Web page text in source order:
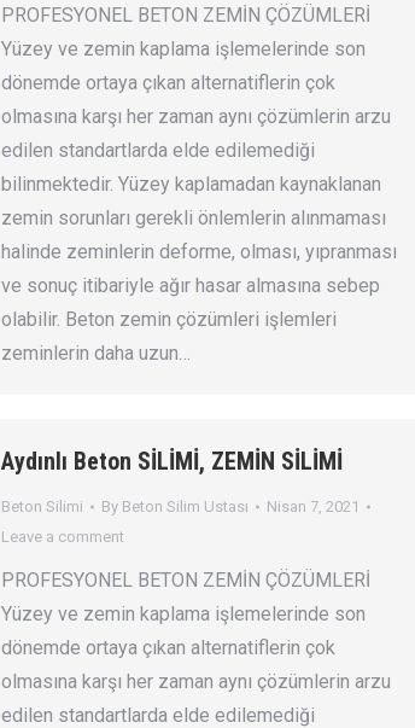
PROFESYONEL BETON ZEMİN ÇÖZÜMLERİ
Yüzey ve zemin kaplama işlemelerinde son
dönemde ortaya çıkan alternatiflerin çok
olmasına karşı her zaman aynı çözümlerin arzu
edilen standartlarda elde edilemediği
bilinmektedir. Yüzey kaplamadan kaynaklanan
zemin sorunları gerekli önlemlerin alınmaması
halinde zeminlerin deforme, olması, yıpranması
ve sonuç itibariyle ağır hasar almasına sebep
olabilir. Beton zemin çözümleri işlemleri
zeminlerin daha uzun…
Aydınlı Beton SİLİMİ, ZEMİN SİLİMİ
Beton Silimi By Beton Silim Ustası
Nisan 7, 2021
Leave a comment
PROFESYONEL BETON ZEMİN ÇÖZÜMLERİ
Yüzey ve zemin kaplama işlemelerinde son
dönemde ortaya çıkan alternatiflerin çok
olmasına karşı her zaman aynı çözümlerin arzu
edilen standartlarda elde edilemediği